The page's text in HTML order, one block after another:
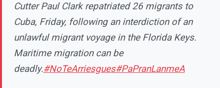
Cutter Paul Clark repatriated 26 migrants to
Cuba, Friday, following an interdiction of an
unlawful migrant voyage in the Florida Keys.
Maritime migration can be
deadly.#NoTeArriesgues#PaPranLanmeA